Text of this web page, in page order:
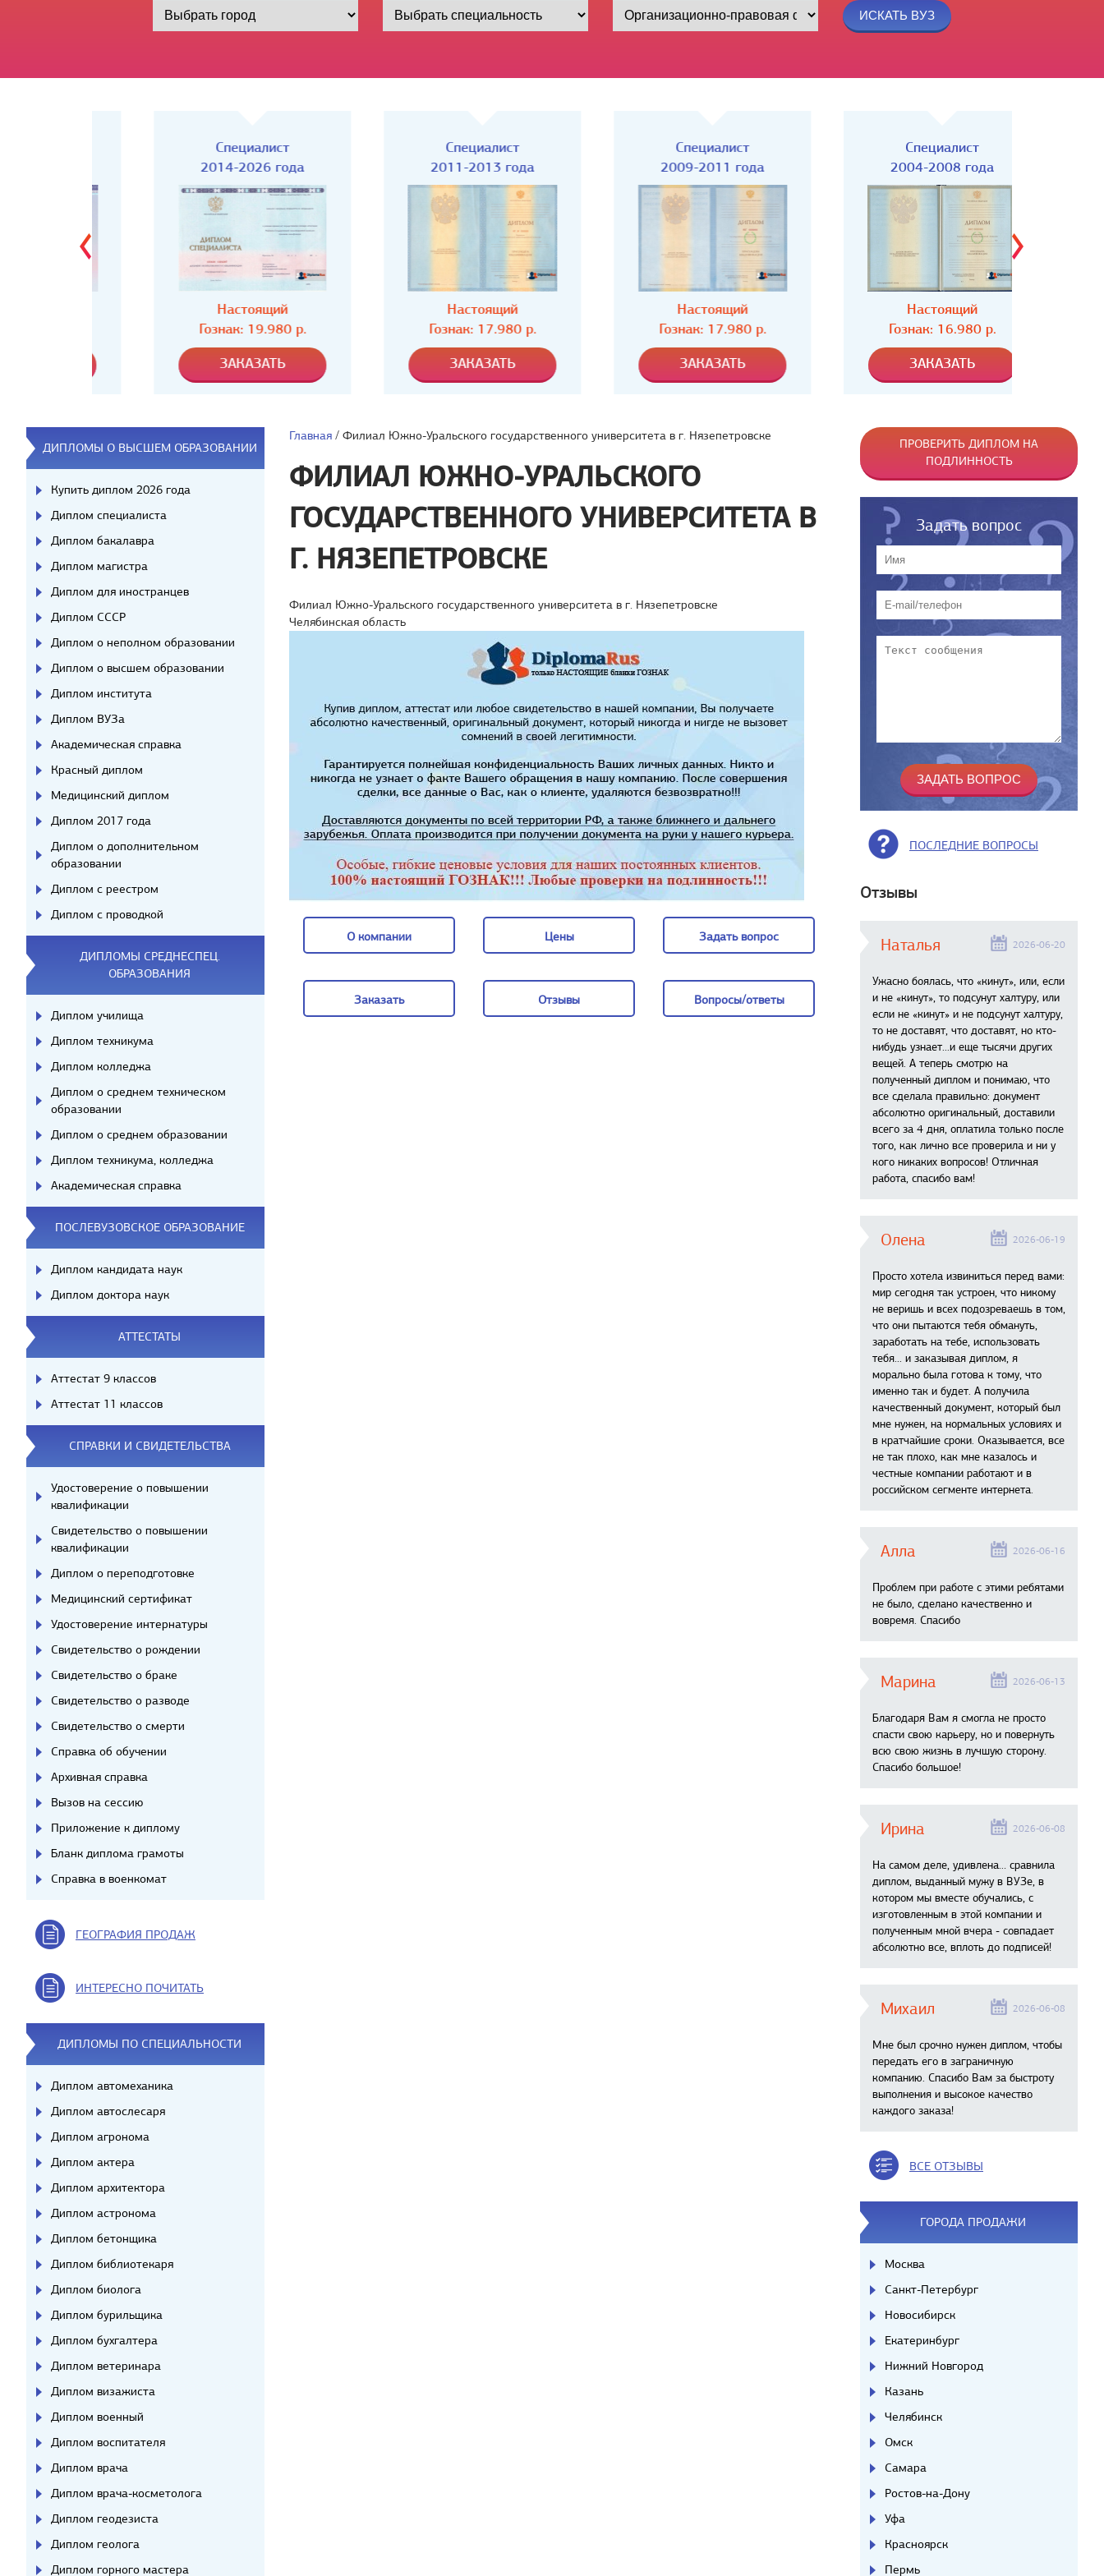
Специалист
2014-2026 года
Настоящий
Гознак: 19.980 р.
Специалист
2011-2013 года
Настоящий
Гознак: 17.980 р.
Специалист
2009-2011 года
Настоящий
Гознак: 17.980 р.
Специалист
2004-2008 года
Настоящий
Гознак: 16.980 р.
Главная / Филиал Южно-Уральского государственного университета в г. Нязепетровске
ФИЛИАЛ ЮЖНО-УРАЛЬСКОГО
ГОСУДАРСТВЕННОГО УНИВЕРСИТЕТА В
Г. НЯЗЕПЕТРОВСКЕ
Филиал Южно-Уральского государственного университета в г. Нязепетровске
Челябинская область
О компании Цены Задать вопрос
Заказать Отзывы Вопросы/ответы
ДИПЛОМЫ О ВЫСШЕМ ОБРАЗОВАНИИ
Купить диплом 2026 года
Диплом специалиста
Диплом бакалавра
Диплом магистра
Диплом для иностранцев
Диплом СССР
Диплом о неполном образовании
Диплом о высшем образовании
Диплом института
Диплом ВУЗа
Академическая справка
Красный диплом
Медицинский диплом
Диплом 2017 года
Диплом о дополнительном
образовании
Диплом с реестром
Диплом с проводкой
ДИПЛОМЫ СРЕДНЕСПЕЦ.
ОБРАЗОВАНИЯ
Диплом училища
Диплом техникума
Диплом колледжа
Диплом о среднем техническом
образовании
Диплом о среднем образовании
Диплом техникума, колледжа
Академическая справка
ПОСЛЕВУЗОВСКОЕ ОБРАЗОВАНИЕ
Диплом кандидата наук
Диплом доктора наук
АТТЕСТАТЫ
Аттестат 9 классов
Аттестат 11 классов
СПРАВКИ И СВИДЕТЕЛЬСТВА
Удостоверение о повышении
квалификации
Свидетельство о повышении
квалификации
Диплом о переподготовке
Медицинский сертификат
Удостоверение интернатуры
Свидетельство о рождении
Свидетельство о браке
Свидетельство о разводе
Свидетельство о смерти
Справка об обучении
Архивная справка
Вызов на сессию
Приложение к диплому
Бланк диплома грамоты
Справка в военкомат
ГЕОГРАФИЯ ПРОДАЖ
ИНТЕРЕСНО ПОЧИТАТЬ
ДИПЛОМЫ ПО СПЕЦИАЛЬНОСТИ
Диплом автомеханика
Диплом автослесаря
Диплом агронома
Диплом актера
Диплом архитектора
Диплом астронома
Диплом бетонщика
Диплом библиотекаря
Диплом биолога
Диплом бурильщика
Диплом бухгалтера
Диплом ветеринара
Диплом визажиста
Диплом военный
Диплом воспитателя
Диплом врача
Диплом врача-косметолога
Диплом геодезиста
Диплом геолога
Диплом горного мастера
ПРОВЕРИТЬ ДИПЛОМ НА
ПОДЛИННОСТЬ
Задать вопрос
ПОСЛЕДНИЕ ВОПРОСЫ
Отзывы
Наталья 2026-06-20
Ужасно боялась, что «кинут», или, если
и не «кинут», то подсунут халтуру, или
если не «кинут» и не подсунут халтуру,
то не доставят, что доставят, но кто-
нибудь узнает...и еще тысячи других
вещей. А теперь смотрю на
полученный диплом и понимаю, что
все сделала правильно: документ
абсолютно оригинальный, доставили
всего за 4 дня, оплатила только после
того, как лично все проверила и ни у
кого никаких вопросов! Отличная
работа, спасибо вам!
Олена 2026-06-19
Просто хотела извиниться перед вами:
мир сегодня так устроен, что никому
не веришь и всех подозреваешь в том,
что они пытаются тебя обмануть,
заработать на тебе, использовать
тебя... и заказывая диплом, я
морально была готова к тому, что
именно так и будет. А получила
качественный документ, который был
мне нужен, на нормальных условиях и
в кратчайшие сроки. Оказывается, все
не так плохо, как мне казалось и
честные компании работают и в
российском сегменте интернета.
Алла 2026-06-16
Проблем при работе с этими ребятами
не было, сделано качественно и
вовремя. Спасибо
Марина 2026-06-13
Благодаря Вам я смогла не просто
спасти свою карьеру, но и повернуть
всю свою жизнь в лучшую сторону.
Спасибо большое!
Ирина 2026-06-08
На самом деле, удивлена… сравнила
диплом, выданный мужу в ВУЗе, в
котором мы вместе обучались, с
изготовленным в этой компании и
полученным мной вчера - совпадает
абсолютно все, вплоть до подписей!
Михаил 2026-06-08
Мне был срочно нужен диплом, чтобы
передать его в заграничную
компанию. Спасибо Вам за быстроту
выполнения и высокое качество
каждого заказа!
ВСЕ ОТЗЫВЫ
ГОРОДА ПРОДАЖИ
Москва
Санкт-Петербург
Новосибирск
Екатеринбург
Нижний Новгород
Казань
Челябинск
Омск
Самара
Ростов-на-Дону
Уфа
Красноярск
Пермь